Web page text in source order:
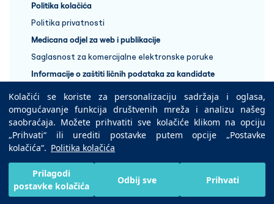
Kolačići se koriste za personalizaciju sadržaja i oglasa,
omogućavanje funkcija društvenih mreža i analizu našeg
saobraćaja. Možete prihvatiti sve kolačiće klikom na opciju
„Prihvati“ ili urediti postavke putem opcije „Postavke
kolačića“. Politika kolačića
Prilagodi
postavke kolačića
Odbij sve Prihvati
Politika kolačića
Politika privatnosti
Medicana odjel za web i publikacije
Saglasnost za komercijalne elektronske poruke
Informacije o zaštiti ličnih podataka za kandidate
+387 33 848 888
Copyright © 2025 Medicana Health Group
Preuzmite na